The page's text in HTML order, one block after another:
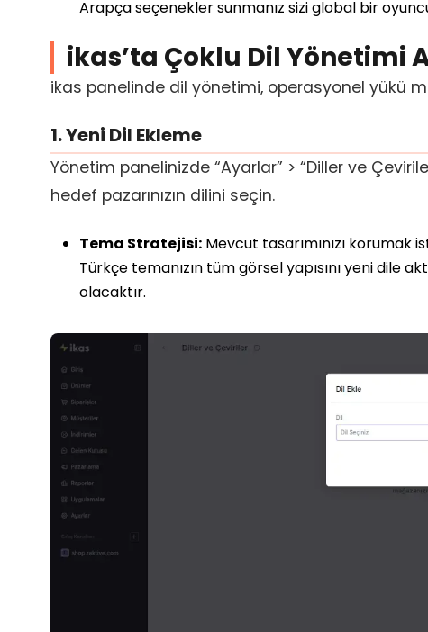
Arapça seçenekler sunmanız sizi global bir
ikas’ta Çoklu Dil Yönetimi
ikas panelinde dil yönetimi, operasyonel yükü
1. Yeni Dil Ekleme
Yönetim panelinizde “Ayarlar” > “Diller ve
hedef pazarınızın dilini seçin.
Tema Stratejisi: Mevcut tasarımınızı korumak
Türkçe temanızın tüm görsel yapısını yeni dile
olacaktır.